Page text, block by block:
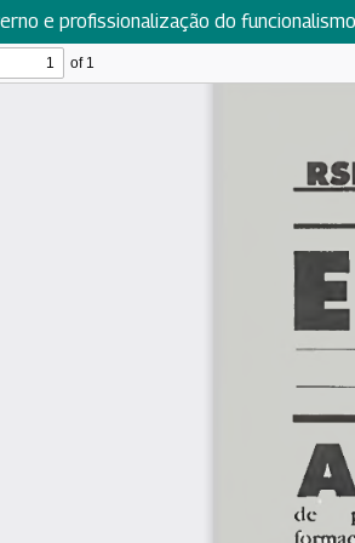
e profissionalização do funcionalismo